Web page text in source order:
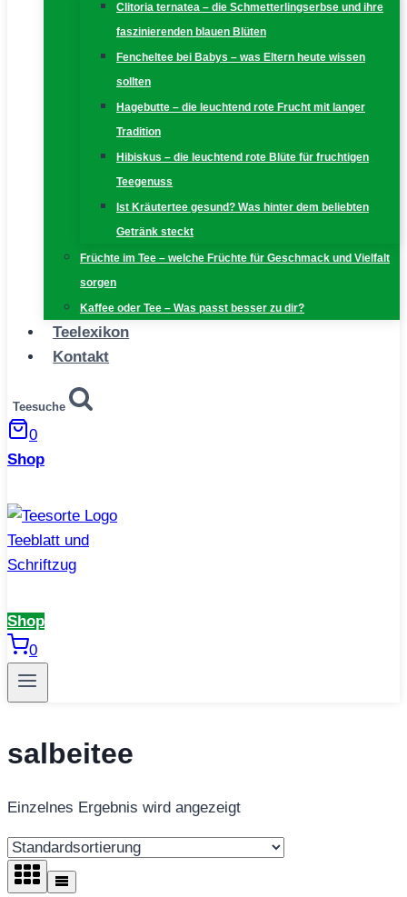
Clitoria ternatea – die Schmetterlingserbse und ihre
faszinierenden blauen Blüten
Fencheltee bei Babys – was Eltern heute wissen
sollten
Hagebutte – die leuchtend rote Frucht mit langer
Tradition
Hibiskus – die leuchtend rote Blüte für fruchtigen
Teegenuss
Ist Kräutertee gesund? Was hinter dem beliebten
Getränk steckt
Früchte im Tee – welche Früchte für Geschmack und Vielfalt
sorgen
Kaffee oder Tee – Was passt besser zu dir?
Teelexikon
Kontakt
Teesuche
0
Shop
Shop
0
salbeitee
Einzelnes Ergebnis wird angezeigt